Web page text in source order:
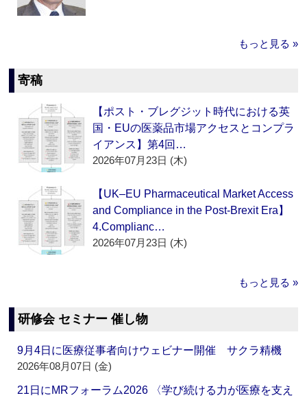
もっと見る »
寄稿
【ポスト・ブレグジット時代における英
国・EUの医薬品市場アクセスとコンプラ
イアンス】第4回…
2026年07月23日 (木)
【UK–EU Pharmaceutical Market Access
and Compliance in the Post-Brexit Era】
4.Complianc…
2026年07月23日 (木)
もっと見る »
研修会 セミナー 催し物
9月4日に医療従事者向けウェビナー開催 サクラ精機
2026年08月07日 (金)
21日にMRフォーラム2026 〈学び続ける力が医療を支え